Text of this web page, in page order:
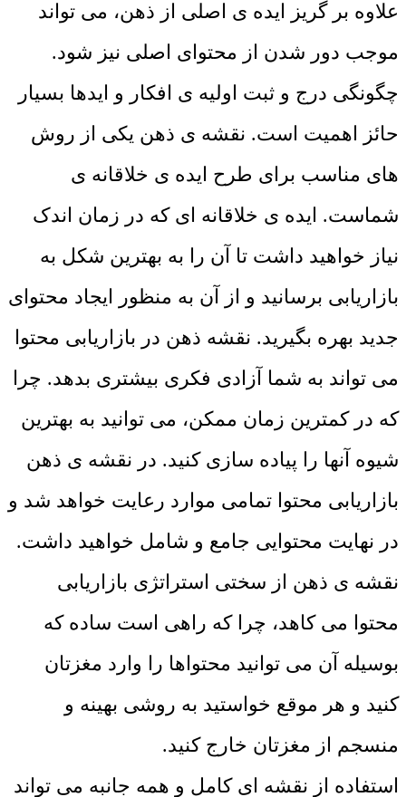
علاوه بر گریز ایده ی اصلی از ذهن، می تواند
موجب دور شدن از محتوای اصلی نیز شود.
چگونگی درج و ثبت اولیه ی افکار و ایدها بسیار
حائز اهمیت است. نقشه ی ذهن یکی از روش
های مناسب برای طرح ایده ی خلاقانه ی
شماست. ایده ی خلاقانه ای که در زمان اندک
نیاز خواهید داشت تا آن را به بهترین شکل به
بازاریابی برسانید و از آن به منظور ایجاد محتوای
جدید بهره بگیرید. نقشه ذهن در بازاریابی محتوا
می تواند به شما آزادی فکری بیشتری بدهد. چرا
که در کمترین زمان ممکن، می توانید به بهترین
شیوه آنها را پیاده سازی کنید. در نقشه ی ذهن
بازاریابی محتوا تمامی موارد رعایت خواهد شد و
در نهایت محتوایی جامع و شامل خواهید داشت.
نقشه ی ذهن از سختی استراتژی بازاریابی
محتوا می کاهد، چرا که راهی است ساده که
بوسیله آن می توانید محتواها را وارد مغزتان
کنید و هر موقع خواستید به روشی بهینه و
منسجم از مغزتان خارج کنید.
استفاده از نقشه ای کامل و همه جانبه می تواند